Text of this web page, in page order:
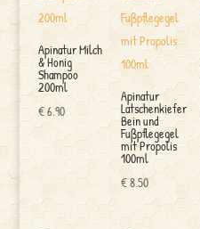
Apinatur Milch
& Honig
Shampoo
200ml
€6.90
Apinatur
Latschenkiefer
Bein und
Fußpflegegel
mit Propolis
100ml
€8.50